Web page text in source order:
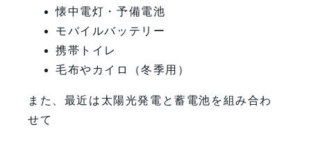
懐中電灯・予備電池
モバイルバッテリー
携帯トイレ
毛布やカイロ（冬季用）
また、最近は太陽光発電と蓄電池を組み合わ
せて